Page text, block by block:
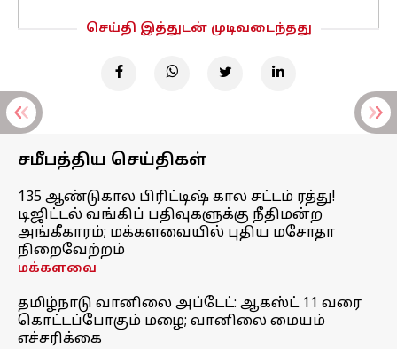
செய்தி இத்துடன் முடிவடைந்தது
சமீபத்திய செய்திகள்
135 ஆண்டுகால பிரிட்டிஷ் கால சட்டம் ரத்து!
டிஜிட்டல் வங்கிப் பதிவுகளுக்கு நீதிமன்ற
அங்கீகாரம்; மக்களவையில் புதிய மசோதா
நிறைவேற்றம்
மக்களவை
தமிழ்நாடு வானிலை அப்டேட்: ஆகஸ்ட் 11 வரை
கொட்டப்போகும் மழை; வானிலை மையம்
எச்சரிக்கை